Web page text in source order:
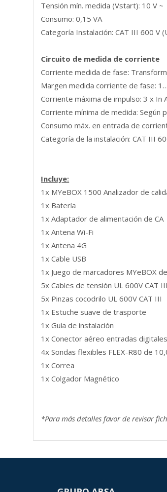
Tensión mín. medida (Vstart): 10 V ~
Consumo: 0,15 VA
Categoría Instalación: CAT III 600 V
Circuito de medida de corriente
Corriente medida de fase:
Margen medida corriente de fase:
Corriente máxima de impulso: 3 x In
Corriente mínima de medida: Según
Consumo máx. en entrada de
Categoría de la instalación: CAT III
Incluye:
1x MYeBOX 1500 Analizador de
1x Batería
1x Adaptador de alimentación de CA
1x Antena Wi-Fi
1x Antena 4G
1x Cable USB
1x Juego de marcadores MYeBOX
5x Cables de tensión UL 600V CAT III
5x Pinzas cocodrilo UL 600V CAT III
1x Estuche suave de trasporte
1x Guía de instalación
1x Conector aéreo entradas
4x Sondas flexibles FLEX-R80 de
1x Correa
1x Colgador Magnético
*Para más detalles favor de revisar